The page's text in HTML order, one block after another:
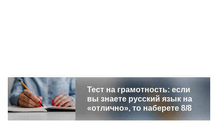
Тест на грамотность: если
вы знаете русский язык на
«отлично», то наберете 8/8